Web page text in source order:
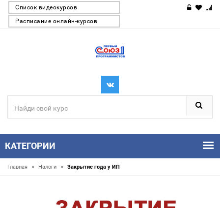
Список видеокурсов
Расписание онлайн-курсов
КАТЕГОРИИ
Главная » Налоги » Закрытие года у ИП